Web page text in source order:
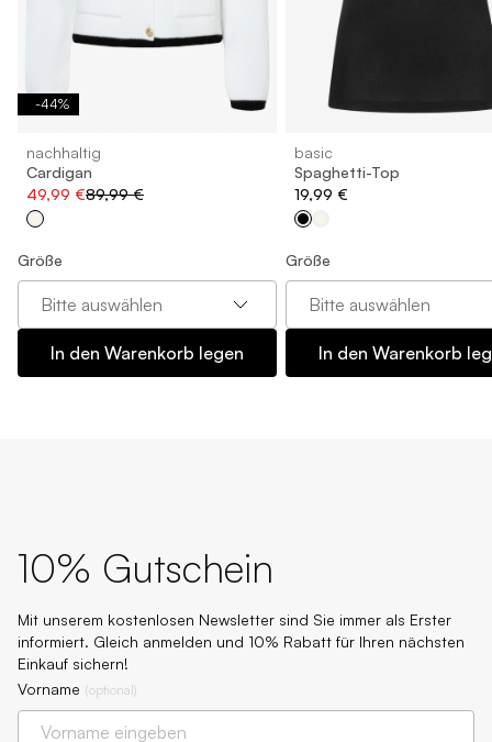
-44%
nachhaltig
Cardigan
49,99 €89,99 €
Größe
Bitte auswählen
In den Warenkorb legen
basic
Spaghetti-Top
19,99 €
Größe
Bitte auswählen
In den Warenkorb
10% Gutschein
Mit unserem kostenlosen Newsletter sind Sie immer als Erster
informiert. Gleich anmelden und 10% Rabatt für Ihren nächsten
Einkauf sichern!
Vorname (optional)